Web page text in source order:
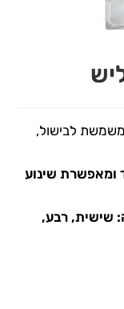
לבישול,
ומאפשרת שינוע
שישית, רבע,